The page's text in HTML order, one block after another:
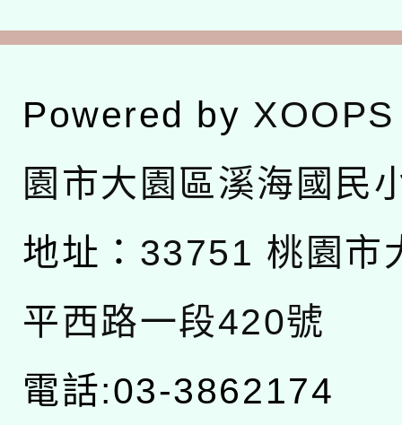
Powered by XOOPS
園市大園區溪海國民
地址： 33751 桃園市
平西路一段420號
電話:03-3862174